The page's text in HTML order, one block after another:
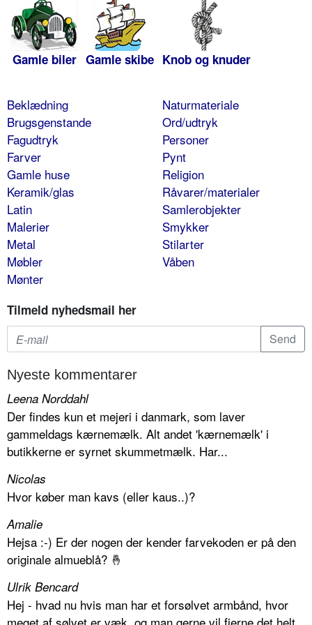
Gamle biler Gamle skibe Knob og knuder
Beklædning
Brugsgenstande
Fagudtryk
Farver
Gamle huse
Keramik/glas
Latin
Malerier
Metal
Møbler
Mønter
Naturmateriale
Ord/udtryk
Personer
Pynt
Religion
Råvarer/materialer
Samlerobjekter
Smykker
Stilarter
Våben
Tilmeld nyhedsmail her
Nyeste kommentarer
Leena Norddahl
Der findes kun et mejeri i danmark, som laver
gammeldags kærnemælk. Alt andet 'kærnemælk' i
butikkerne er syrnet skummetmælk. Har...
Nicolas
Hvor køber man kavs (eller kaus..)?
Amalie
Hejsa :-) Er der nogen der kender farvekoden er på den
originale almueblå? 🤞
Ulrik Bencard
Hej - hvad nu hvis man har et forsølvet armbånd, hvor